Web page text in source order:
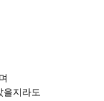
을지라도